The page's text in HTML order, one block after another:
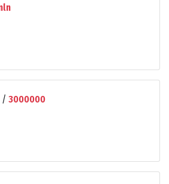
/ 3000000